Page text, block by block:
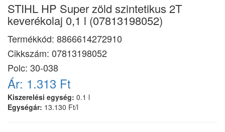
STIHL HP Super zöld szintetikus 2T
keverékolaj 0,1 l (07813198052)
Termékkód: 8866614272910
Cikkszám: 07813198052
Polc: 30-038
Ár: 1.313 Ft
Kiszerelési egység: 0.1 l
Egységár: 13.130 Ft/l